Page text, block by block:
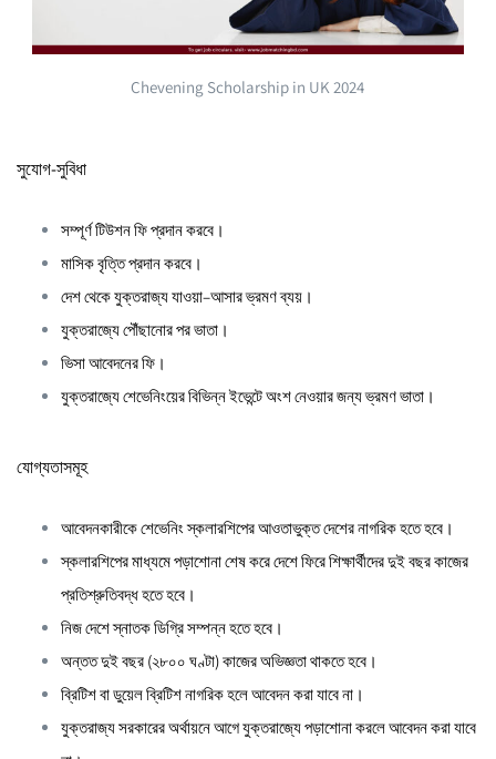
Chevening Scholarship in UK 2024
সুযোগ-সুবিধা
সম্পূর্ণ টিউশন ফি প্রদান করবে।
মাসিক বৃত্তি প্রদান করবে।
দেশ থেকে যুক্তরাজ্য যাওয়া–আসার ভ্রমণ ব্যয়।
যুক্তরাজ্যে পৌঁছানোর পর ভাতা।
ভিসা আবেদনের ফি।
যুক্তরাজ্যে শেভেনিংয়ের বিভিন্ন ইভেন্টে অংশ নেওয়ার জন্য ভ্রমণ ভাতা।
যোগ্যতাসমূহ
আবেদনকারীকে শেভেনিং স্কলারশিপের আওতাভুক্ত দেশের নাগরিক হতে হবে।
স্কলারশিপের মাধ্যমে পড়াশোনা শেষ করে দেশে ফিরে শিক্ষার্থীদের দুই বছর কাজের
প্রতিশ্রুতিবদ্ধ হতে হবে।
নিজ দেশে স্নাতক ডিগ্রি সম্পন্ন হতে হবে।
অন্তত দুই বছর (২৮০০ ঘণ্টা) কাজের অভিজ্ঞতা থাকতে হবে।
ব্রিটিশ বা ডুয়েল ব্রিটিশ নাগরিক হলে আবেদন করা যাবে না।
যুক্তরাজ্য সরকারের অর্থায়নে আগে যুক্তরাজ্যে পড়াশোনা করলে আবেদন করা যাবে